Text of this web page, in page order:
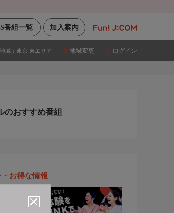
加入案内
番組一覧
域： 東京 東エリア 地域変更 ログイン
のおすすめ番組
お得な情報